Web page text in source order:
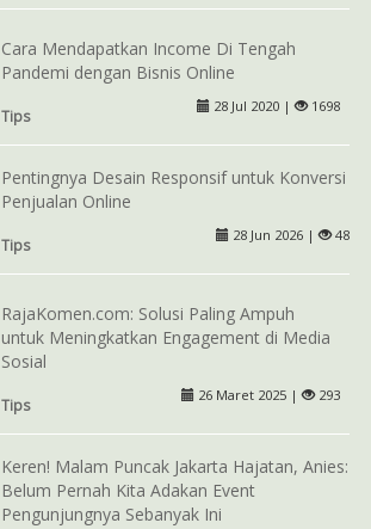
Cara Mendapatkan Income Di Tengah
Pandemi dengan Bisnis Online
Tips
28 Jul 2020 | 1698
Pentingnya Desain Responsif untuk Konversi
Penjualan Online
Tips
28 Jun 2026 | 48
RajaKomen.com: Solusi Paling Ampuh
untuk Meningkatkan Engagement di Media
Sosial
Tips
26 Maret 2025 | 293
Keren! Malam Puncak Jakarta Hajatan, Anies:
Belum Pernah Kita Adakan Event
Pengunjungnya Sebanyak Ini